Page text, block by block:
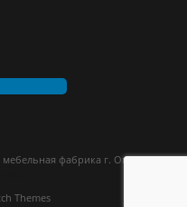
фабрика г. Омск. All
Themes